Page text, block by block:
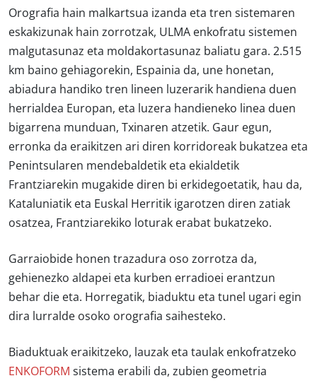
Orografia hain malkartsua izanda eta tren sistemaren
eskakizunak hain zorrotzak, ULMA enkofratu sistemen
malgutasunaz eta moldakortasunaz baliatu gara. 2.515
km baino gehiagorekin, Espainia da, une honetan,
abiadura handiko tren lineen luzerarik handiena duen
herrialdea Europan, eta luzera handieneko linea duen
bigarrena munduan, Txinaren atzetik. Gaur egun,
erronka da eraikitzen ari diren korridoreak bukatzea eta
Penintsularen mendebaldetik eta ekialdetik
Frantziarekin mugakide diren bi erkidegoetatik, hau da,
Kataluniatik eta Euskal Herritik igarotzen diren zatiak
osatzea, Frantziarekiko loturak erabat bukatzeko.
Garraiobide honen trazadura oso zorrotza da,
gehienezko aldapei eta kurben erradioei erantzun
behar die eta. Horregatik, biaduktu eta tunel ugari egin
dira lurralde osoko orografia saihesteko.
Biaduktuak eraikitzeko, lauzak eta taulak enkofratzeko
ENKOFORM sistema erabili da, zubien geometria